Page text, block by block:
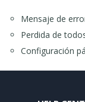
Mensaje de
Perdida de
Configuración